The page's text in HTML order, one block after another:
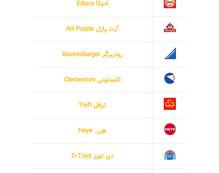
ادوکا Educa
آرت پازل Art Puzzle
رونزبرگر Ravensburger
کلمنتونی Clementoni
ترفل Trefl
هِی ِ Heye
دی تویز D-Toys